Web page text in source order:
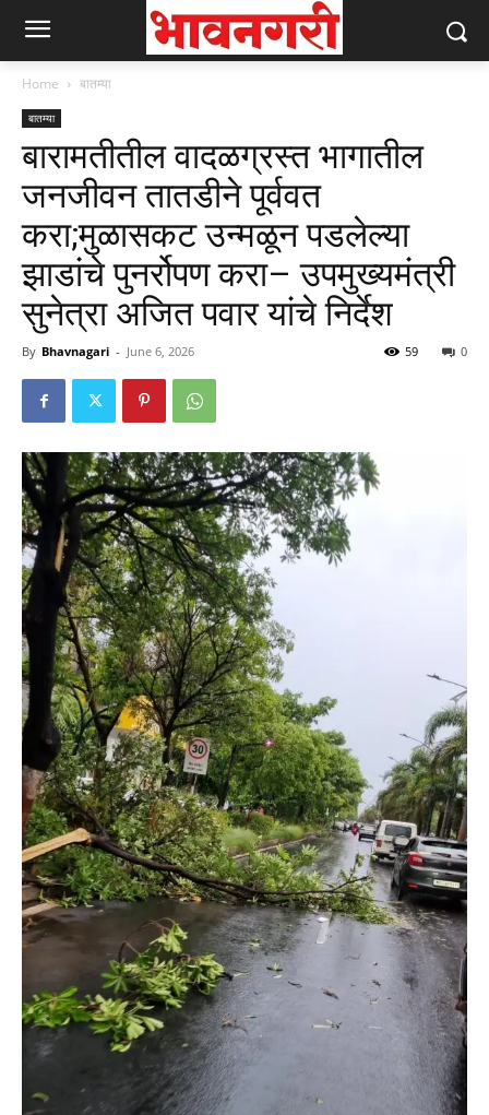
Home बातम्या
बातम्या
बारामतीतील वादळग्रस्त भागातील
जनजीवन तातडीने पूर्ववत
करा;मुळासकट उन्मळून पडलेल्या
झाडांचे पुनर्रोपण करा– उपमुख्यमंत्री
सुनेत्रा अजित पवार यांचे निर्देश
By Bhavnagari - June 6, 2026 0
59